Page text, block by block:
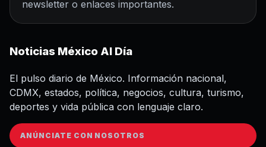
newsletter o enlaces importantes.
Noticias México Al Día
El pulso diario de México. Información nacional,
CDMX, estados, política, negocios, cultura, turismo,
deportes y vida pública con lenguaje claro.
ANÚNCIATE CON NOSOTROS